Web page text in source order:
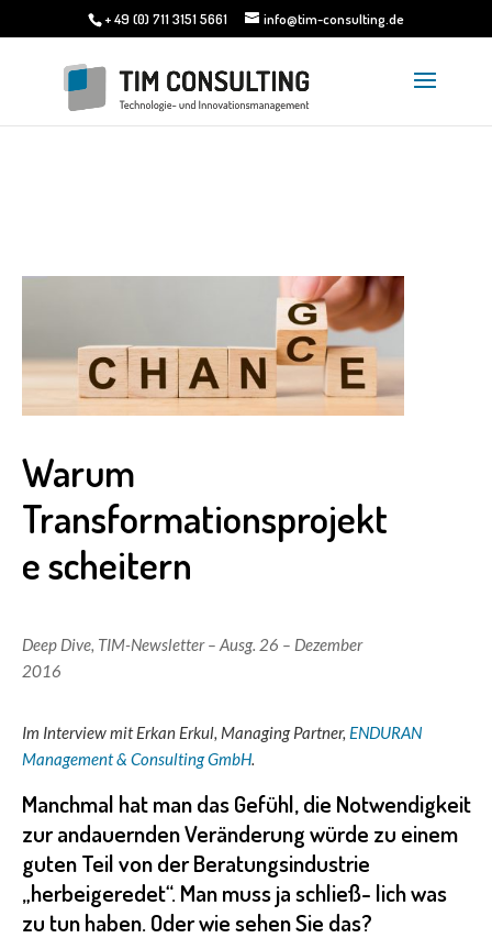
+ 49 (0) 711 3151 5661 info@tim-consulting.de
Warum
Transformationsprojekt
e scheitern
Deep Dive, TIM-Newsletter – Ausg. 26 – Dezember
2016
Im Interview mit Erkan Erkul, Managing Partner, ENDURAN
Management & Consulting GmbH.
Manchmal hat man das Gefühl, die Notwendigkeit
zur andauernden Veränderung würde zu einem
guten Teil von der Beratungsindustrie
„herbeigeredet“. Man muss ja schließ- lich was
zu tun haben. Oder wie sehen Sie das?